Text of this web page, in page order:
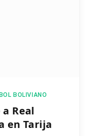
BOLIVIANO
Real
en Tarija